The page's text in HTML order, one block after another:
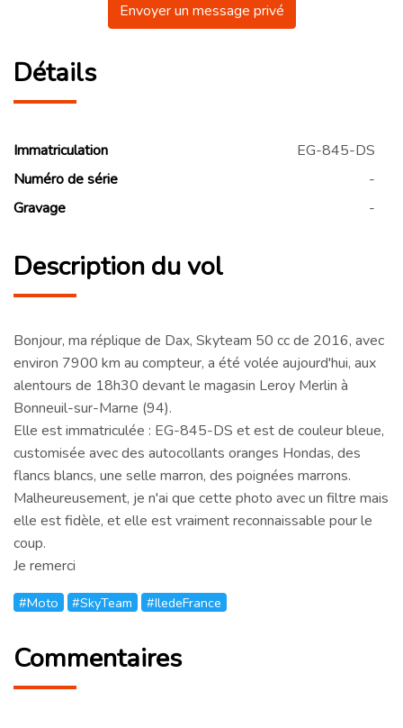
Envoyer un message privé
Détails
Immatriculation
EG-845-DS
Numéro de série
-
Gravage
-
Description du vol
Bonjour, ma réplique de Dax, Skyteam 50 cc de 2016, avec
environ 7900 km au compteur, a été volée aujourd'hui, aux
alentours de 18h30 devant le magasin Leroy Merlin à
Bonneuil-sur-Marne (94).
Elle est immatriculée : EG-845-DS et est de couleur bleue,
customisée avec des autocollants oranges Hondas, des
flancs blancs, une selle marron, des poignées marrons.
Malheureusement, je n'ai que cette photo avec un filtre mais
elle est fidèle, et elle est vraiment reconnaissable pour le
coup.
Je remerci
#Moto #SkyTeam #IledeFrance
Commentaires